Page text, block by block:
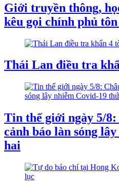
Giới truyền thông,
kêu gọi chính phủ
Thái Lan điều tra
Tin thế giới ngày 5/
cảnh báo làn sóng
hai